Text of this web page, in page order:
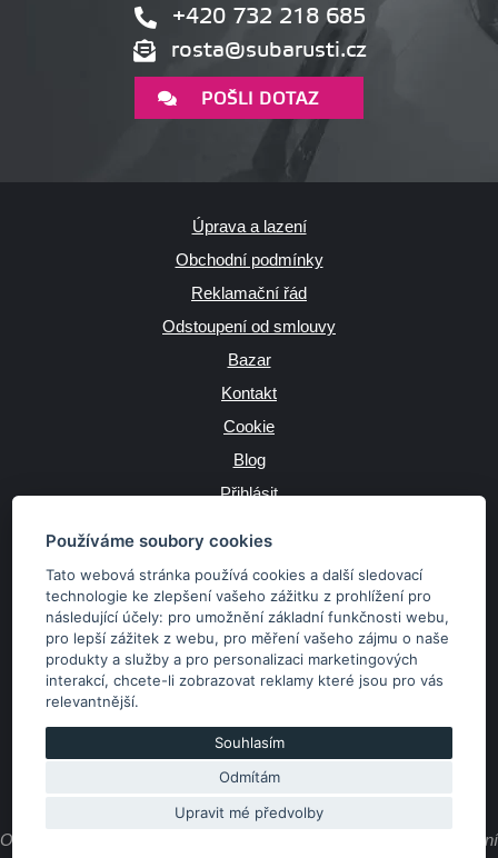
Používáme soubory cookies
Tato webová stránka používá cookies a další sledovací
technologie ke zlepšení vašeho zážitku z prohlížení pro
následující účely: pro umožnění základní funkčnosti webu,
pro lepší zážitek z webu, pro měření vašeho zájmu o naše
produkty a služby a pro personalizaci marketingových
interakcí,chcete-li zobrazovat reklamy které jsou pro vás
relevantnější.
Souhlasím
Odmítám
Upravit mé předvolby
+420 732 218 685
rosta@subarusti.cz
POŠLI DOTAZ
Úprava a lazení
Obchodní podmínky
Reklamační řád
Odstoupení od smlouvy
Bazar
Kontakt
Cookie
Blog
Přihlásit
JAZYK
Kč €
Copyright © 2026 SubaruSTI.cz. Všechna práva vyhrazena.
Obsah stránek je majetkem provozovatele. Kopírování, zveřejňování